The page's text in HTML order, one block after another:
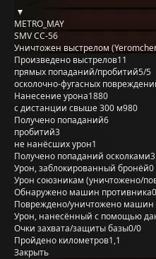
METRO_MAY
SMV CC-56
Уничтожен выстрелом
Произведено выстрелов11
прямых попаданий/пробитий5/5
осколочно-фугасных
Нанесение урона1880
с дистанции свыше 300 м980
Получено попаданий6
пробитий3
не нанёсших урон1
Получено попаданий осколками3
Урон, заблокированный бронёй0
Урон союзникам (уничтожено/
Обнаружено машин противника0
Повреждено/уничтожено машин
Урон, нанесённый с помощью
Очки захвата/защиты базы0/0
Пройдено километров1,1
Закрыть